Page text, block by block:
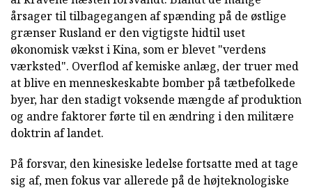
årsager til tilbagegangen af spænding på de østlige
grænser Rusland er den vigtigste hidtil uset
økonomisk vækst i Kina, som er blevet "verdens
værksted". Overflod af kemiske anlæg, der truer med
at blive en menneskeskabte bomber på tætbefolkede
byer, har den stadigt voksende mængde af produktion
og andre faktorer førte til en ændring i den militære
doktrin af landet.
På forsvar, den kinesiske ledelse fortsatte med at tage
sig af, men fokus var allerede på de højteknologiske